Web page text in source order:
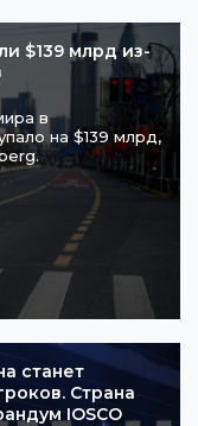
$139 млрд из-
в
на $139 млрд,
станет
Страна
IOSCO